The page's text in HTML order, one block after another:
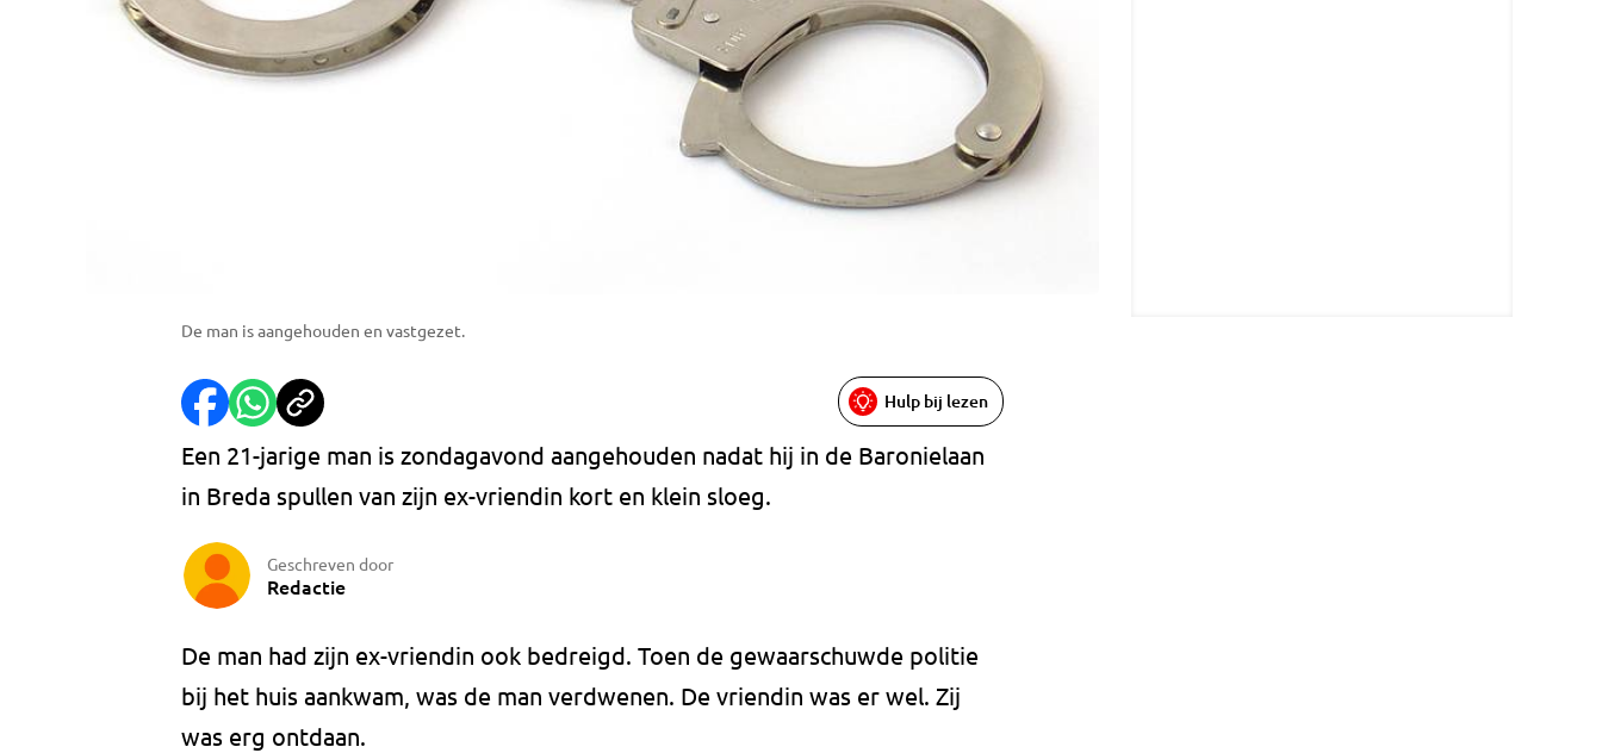
De man is aangehouden en vastgezet.
Hulp bij lezen
Een 21-jarige man is zondagavond aangehouden nadat hij in de Baronielaan
in Breda spullen van zijn ex-vriendin kort en klein sloeg.
Geschreven door
Redactie
De man had zijn ex-vriendin ook bedreigd. Toen de gewaarschuwde politie
bij het huis aankwam, was de man verdwenen. De vriendin was er wel. Zij
was erg ontdaan.